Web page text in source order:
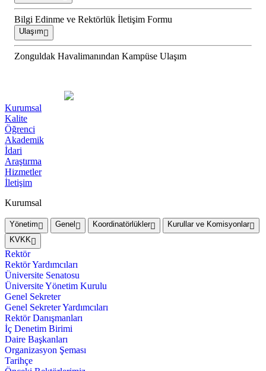
Bilgi Edinme ve Rektörlük İletişim Formu
Ulaşım
Zonguldak Havalimanından Kampüse Ulaşım
Kurumsal
Kalite
Öğrenci
Akademik
İdari
Araştırma
Hizmetler
İletişim
Kurumsal
Yönetim Genel Koordinatörlükler
Kurullar ve Komisyonlar
KVKK
Rektör
Rektör Yardımcıları
Üniversite Senatosu
Üniversite Yönetim Kurulu
Genel Sekreter
Genel Sekreter Yardımcıları
Rektör Danışmanları
İç Denetim Birimi
Daire Başkanları
Organizasyon Şeması
Tarihçe